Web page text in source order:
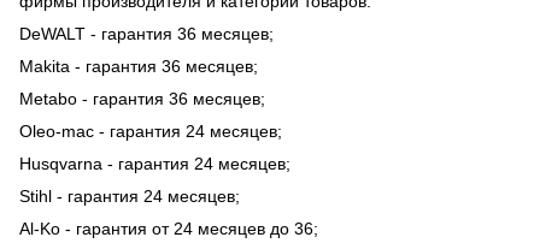
DeWALT - гарантия 36 месяцев;
Makita - гарантия 36 месяцев;
Metabo - гарантия 36 месяцев;
Oleo-mac - гарантия 24 месяцев;
Husqvarna - гарантия 24 месяцев;
Stihl - гарантия 24 месяцев;
Al-Ko - гарантия от 24 месяцев до 36;